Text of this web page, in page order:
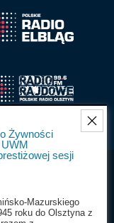
Żywności
sesji
Mazurskiego
roku do Olsztyna z